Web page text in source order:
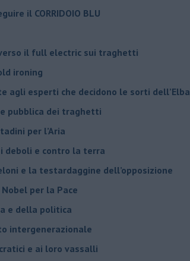
il CORRIDOIO BLU
il full electric sui traghetti
ironing
agli esperti che decidono le sorti dell’Elba
pubblica dei traghetti​
per l’Aria
deboli e contro la terra
e la testardaggine dell’opposizione
per la Pace
e della politica
intergenerazionale
e ai loro vassalli